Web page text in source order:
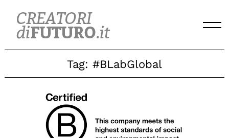
content
Tag: #BLabGlobal